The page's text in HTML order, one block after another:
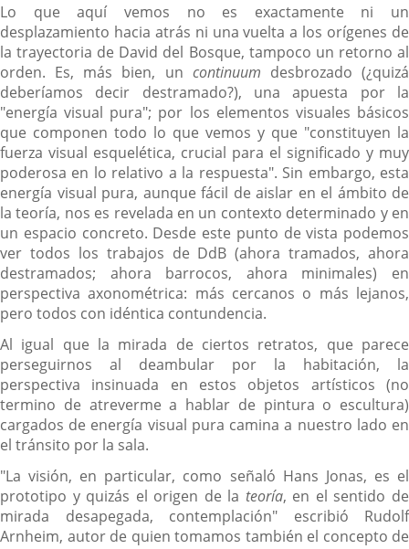
Lo que aquí vemos no es exactamente ni un
desplazamiento hacia atrás ni una vuelta a los orígenes de
la trayectoria de David del Bosque, tampoco un retorno al
orden. Es, más bien, un continuum desbrozado (¿quizá
deberíamos decir destramado?), una apuesta por la
"energía visual pura"; por los elementos visuales básicos
que componen todo lo que vemos y que "constituyen la
fuerza visual esquelética, crucial para el significado y muy
poderosa en lo relativo a la respuesta". Sin embargo, esta
energía visual pura, aunque fácil de aislar en el ámbito de
la teoría, nos es revelada en un contexto determinado y en
un espacio concreto. Desde este punto de vista podemos
ver todos los trabajos de DdB (ahora tramados, ahora
destramados; ahora barrocos, ahora minimales) en
perspectiva axonométrica: más cercanos o más lejanos,
pero todos con idéntica contundencia.
Al igual que la mirada de ciertos retratos, que parece
perseguirnos al deambular por la habitación, la
perspectiva insinuada en estos objetos artísticos (no
termino de atreverme a hablar de pintura o escultura)
cargados de energía visual pura camina a nuestro lado en
el tránsito por la sala.
"La visión, en particular, como señaló Hans Jonas, es el
prototipo y quizás el origen de la teoría, en el sentido de
mirada desapegada, contemplación" escribió Rudolf
Arnheim, autor de quien tomamos también el concepto de